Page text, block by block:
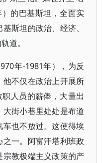
的巴基斯坦，全面实
斯坦的政治、经济、
道。
年-1981年），为反
不仅在政治上开展所
人员的薪俸，大量出
街小巷里处处是布道
也不放过。这使得埃
一。阿富汗塔利班政
教极端主义政策的产